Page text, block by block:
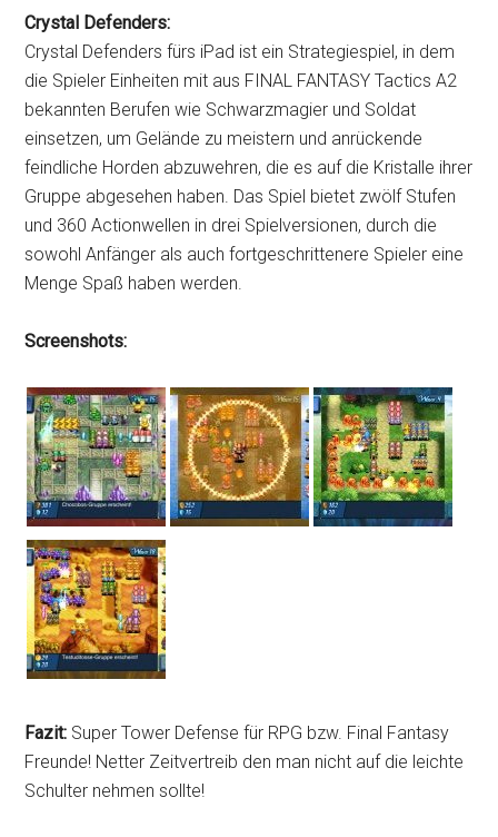
Crystal Defenders:
Crystal Defenders fürs iPad ist ein Strategiespiel, in dem
die Spieler Einheiten mit aus FINAL FANTASY Tactics A2
bekannten Berufen wie Schwarzmagier und Soldat
einsetzen, um Gelände zu meistern und anrückende
feindliche Horden abzuwehren, die es auf die Kristalle ihrer
Gruppe abgesehen haben. Das Spiel bietet zwölf Stufen
und 360 Actionwellen in drei Spielversionen, durch die
sowohl Anfänger als auch fortgeschrittenere Spieler eine
Menge Spaß haben werden.
Screenshots:
Fazit: Super Tower Defense für RPG bzw. Final Fantasy
Freunde! Netter Zeitvertreib den man nicht auf die leichte
Schulter nehmen sollte!